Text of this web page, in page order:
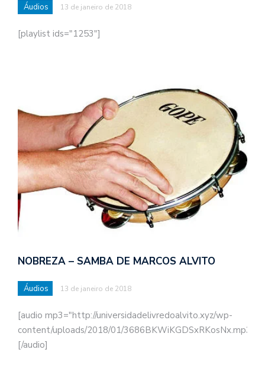
Áudios 13 de janeiro de 2018
[playlist ids="1253"]
NOBREZA – SAMBA DE MARCOS ALVITO
Áudios 13 de janeiro de 2018
[audio mp3="http://universidadelivredoalvito.xyz/wp-
content/uploads/2018/01/3686BKWiKGDSxRKosNx.mp3"]
[/audio]